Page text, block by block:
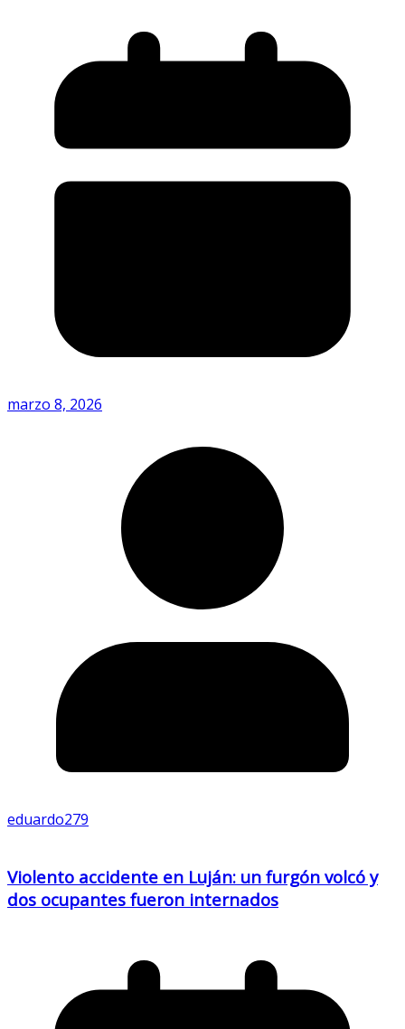
marzo 8, 2026
eduardo279
Violento accidente en Luján: un furgón volcó y
dos ocupantes fueron internados